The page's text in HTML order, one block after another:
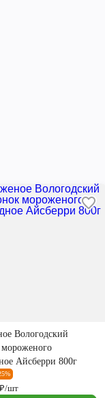
Вологодский
Айсберри 800г
₽/шт